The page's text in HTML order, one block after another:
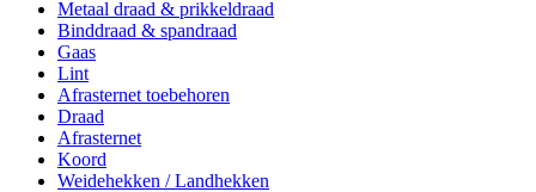
Metaal draad & prikkeldraad
Binddraad & spandraad
Gaas
Lint
Afrasternet toebehoren
Draad
Afrasternet
Koord
Weidehekken / Landhekken